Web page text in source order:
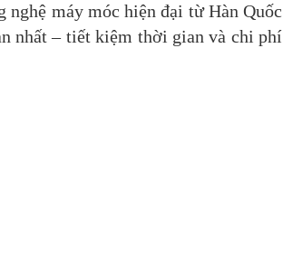
máy móc hiện đại từ Hàn Quốc
nhất – tiết kiệm thời gian và chi phí